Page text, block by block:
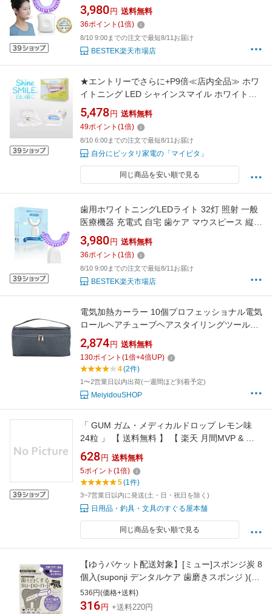
き型 本体のみ(ジェル別売) BESTEK BTMYY02
3,980 円 送料無料
36ポイント (1倍)
8/10 9:00までの注文で最短8/11お届け
BESTEK楽天市場店
★エントリーでさらに+P9倍≪店内全品≫ ホワ
イトニング LED シャインスマイル ホワイトニ
ングキット (SHINESKIT） セルフホワイトニン
グ ホームホワイトニング 簡単 歯を白くする 歯
の黄ばみ 汚れ 取る 回数 初めて 痛くない
SHINE SMILE スタートキット shineskit
5,478 円 送料無料
49ポイント (1倍)
8/10 6:00までの注文で最短8/11お届け
自分にピッタリ家電の「マイピタ」
同じ商品を安い順で見る
歯用ホワイトニングLEDライト 32灯 照射 一般
医療機器 充電式 自宅 歯ケア マウスピース 縦置
き型 本体のみ(ジェル別売) BESTEK BTMYY05
3,980 円 送料無料
36ポイント (1倍)
8/10 9:00までの注文で最短8/11お届け
BESTEK楽天市場店
電気加熱カーラー 10個プロフェッショナル電気
ロールヘアチューブヘアスタイリングツール加
熱ローラー220V 17 x 7.5 x 8cm(Upgrade, 12)
2,874 円 送料無料
130ポイント (1倍+4倍UP)
4(2件)
1〜2営業日以内出荷(一週間ほど到着予定)
MeiyidouSHOP
「 GUM ガム・メディカルドロップ レモン味
24粒 」 【 送料無料 】 【 楽天 月間MVP & 月
間優良ショップ ダブル受賞店 】
628 円 送料無料
5ポイント (1倍)
5(1件)
3~7営業日以内に発送(土・日・祝日を除く)
日用品・釣具・文具のすぐる屋本舗
同じ商品を安い順で見る
【ゆうパケット配送対象】[ミュー]スポンジ炭 8
個入(suponji デンタルケア 歯磨きスポンジ )(ポ
スト投函 追跡ありメール便)
536円(価格+送料)
316 円 +送料220円